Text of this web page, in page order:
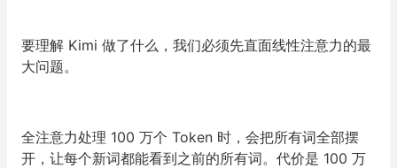
要理解 Kimi 做了什么，我们必须先直面线性注意力的最
大问题。
全注意力处理 100 万个 Token 时，会把所有词全部摆
开，让每个新词都能看到之前的所有词。代价是 100 万